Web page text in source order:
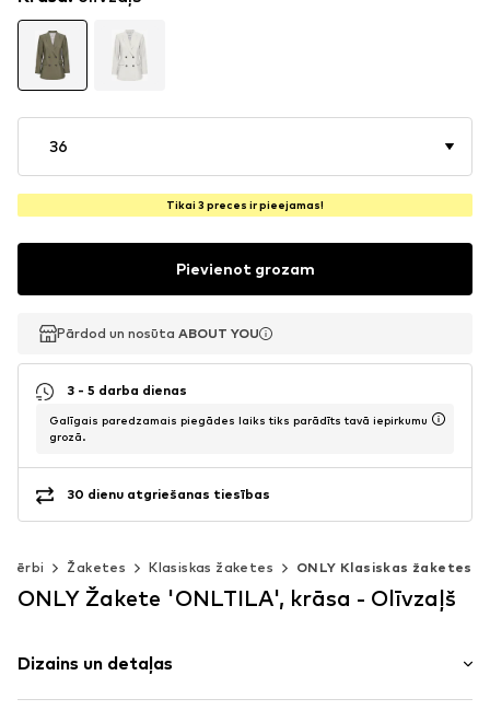
36
Tikai 3 preces ir pieejamas!
Pievienot grozam
Pārdod un nosūta ABOUT YOU
Pārdod un nosūta ABOUT YOU
3 - 5 darba dienas
Galīgais paredzamais piegādes laiks tiks parādīts tavā iepirkumu
grozā.
30 dienu atgriešanas tiesības
Žaketes Klasiskas žaketes ONLY Klasiskas žaketes
ONLY Žakete 'ONLTILA', krāsa - Olīvzaļš
Dizains un detaļas